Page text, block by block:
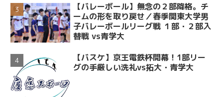
【バレーボール】無念の２部降格。チ
ームの形を取り戻せ／春季関東大学男
子バレーボールリーグ戦 １部・２部入
替戦 vs青学大
【バスケ】京王電鉄杯開幕！1部リー
グの手厳しい洗礼vs拓大・青学大